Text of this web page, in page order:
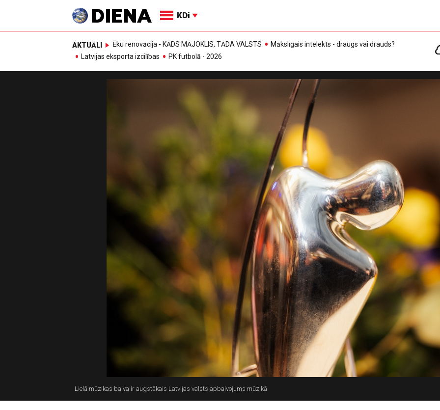
KDi
AKTUĀLI Ēku renovācija - KĀDS MĀJOKLIS, TĀDA VALSTS
Mākslīgais intelekts - draugs vai drauds?
Latvijas eksporta izcilības
PK futbolā - 2026
Lielā mūzikas balva ir augstākais Latvijas valsts apbalvojums mūzikā